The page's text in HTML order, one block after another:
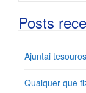
Posts
Ajuntai
Qualquer que